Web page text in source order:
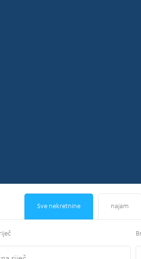
Sve nekretnine najam